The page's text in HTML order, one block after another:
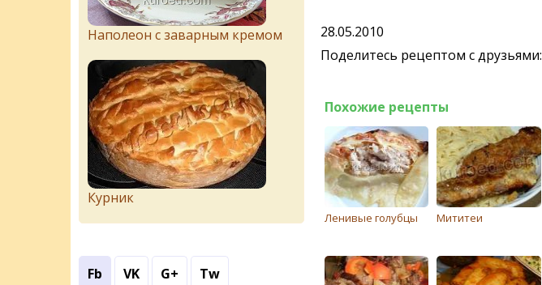
28.05.2010
Поделитесь рецептом с друзьями:
Похожие рецепты
Ленивые голубцы Мититеи
Наполеон с заварным кремом
Курник
Fb VK G+ Tw